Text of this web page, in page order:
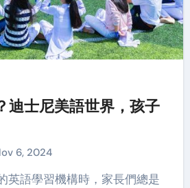
迪士尼美語世界，孩子
6, 2024